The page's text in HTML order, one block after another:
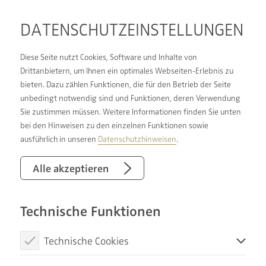
DATENSCHUTZ­EINSTELLUNGEN
Diese Seite nutzt Cookies, Software und Inhalte von
Drittanbietern, um Ihnen ein optimales Webseiten-Erlebnis zu
bieten. Dazu zählen Funktionen, die für den Betrieb der Seite
unbedingt notwendig sind und Funktionen, deren Verwendung
Sie zustimmen müssen. Weitere Informationen finden Sie unten
bei den Hinweisen zu den einzelnen Funktionen sowie
ausführlich in unseren Datenschutzhinweisen.
Alle akzeptieren
Technische Funktionen
Technische Cookies
GEMEINSAM STARK
Wir sind ein Unternehmen in einem starken
zahlreichen Vorteilen für Angestellte. Wir bieten
unseren Kunden ein echtes Rundum-sorglos-
Qualität. Unser Anspruch ist unsere Kunden zu
verstehen – aus persönlichen Wünschen und
individuellen Bedürfnissen Träume wahr werden